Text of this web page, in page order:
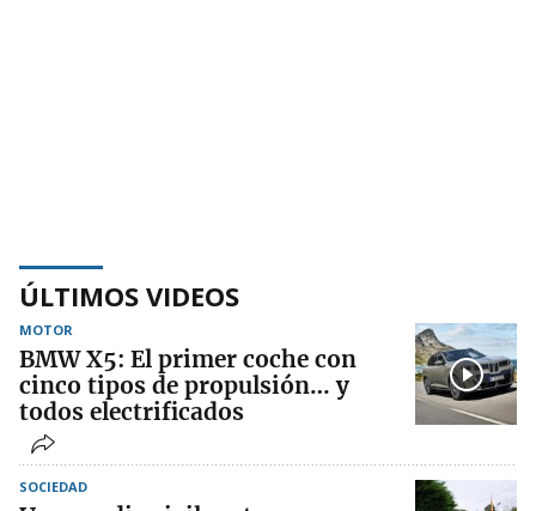
ÚLTIMOS VIDEOS
MOTOR
BMW X5: El primer coche con
cinco tipos de propulsión… y
todos electrificados
SOCIEDAD